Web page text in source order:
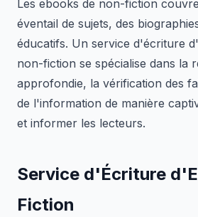
Les ebooks de non-fiction
éventail de sujets, des
éducatifs. Un service d'écriture
non-fiction se spécialise dans la
approfondie, la vérification des
de l'information de manière
et informer les lecteurs.
Service d'Écriture
Fiction